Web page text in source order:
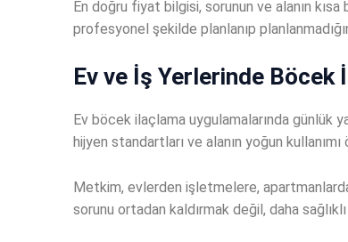
En doğru fiyat bilgisi, sorunun ve alanın
profesyonel şekilde planlanıp
Ev ve İş Yerlerinde Böcek
Ev böcek ilaçlama uygulamalarında günlük
hijyen standartları ve alanın yoğun
Metkim, evlerden işletmelere,
sorunu ortadan kaldırmak değil, daha